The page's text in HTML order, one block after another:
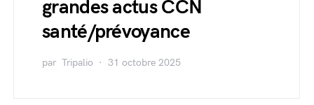
grandes actus CCN
santé/prévoyance
par Tripalio 31 octobre 2025